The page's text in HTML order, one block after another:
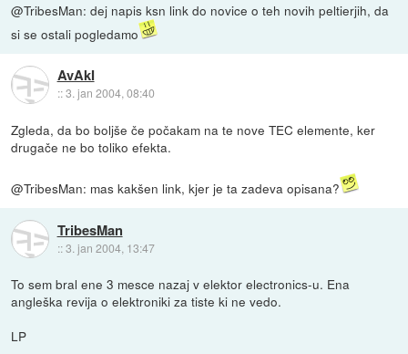
@TribesMan: dej napis ksn link do novice o teh novih peltierjih, da
si se ostali pogledamo
AvAkI
::3. jan 2004, 08:40
Zgleda, da bo boljše če počakam na te nove TEC elemente, ker
drugače ne bo toliko efekta.
@TribesMan: mas kakšen link, kjer je ta zadeva opisana?
TribesMan
::3. jan 2004, 13:47
To sem bral ene 3 mesce nazaj v elektor electronics-u. Ena
angleška revija o elektroniki za tiste ki ne vedo.
LP